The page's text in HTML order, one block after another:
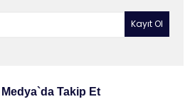
Takip Et